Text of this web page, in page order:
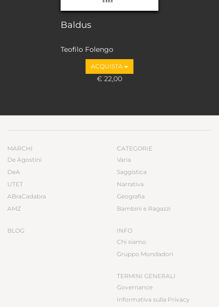
Baldus
Teofilo Folengo
ACQUISTA
€ 22,00
MARCHI
De Agostini
DeA
UTET
ABraCadabra
AMZ
BLOG
CATEGORIE
Varia
Saggistica
Narrativa
Geografia
Bambini e Ragazzi
INFO
Chi siamo
Gruppo Mondadori
TERMINI GENERALI
Governance
Informativa sulla Privacy